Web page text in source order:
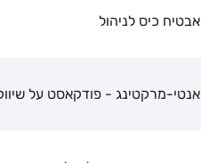
אבטיח כיס לניהול
אנטי-מרקטינג - פודקאסט על